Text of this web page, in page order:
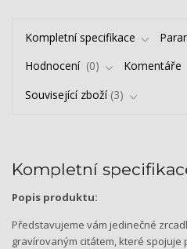
Kompletní specifikace
Hodnocení
0 Komentáře
Související zboží 3
Kompletní
Popis produktu:
Představujeme vám jedinečné
gravírovaným citátem, které